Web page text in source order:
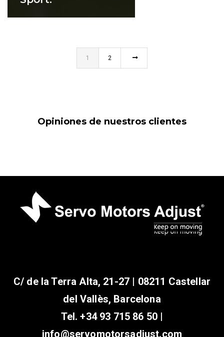
1 2
Opiniones de nuestros clientes
C/ de la Terra Alta, 21-27 | 08211 Castellar
del Vallès, Barcelona
Tel.+34 93 715 86 50 |
info@servomotorsadjust.com